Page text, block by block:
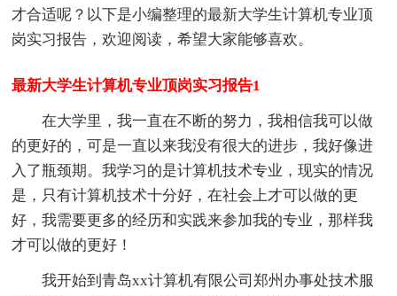
才合适呢？以下是小编整理的最新大学生计算机专业顶
岗实习报告，欢迎阅读，希望大家能够喜欢。
最新大学生计算机专业顶岗实习报告1
在大学里，我一直在不断的努力，我相信我可以做
的更好的，可是一直以来我没有很大的进步，我好像进
入了瓶颈期。我学习的是计算机技术专业，现实的情况
是，只有计算机技术十分好，在社会上才可以做的更
好，我需要更多的经历和实践来参加我的专业，那样我
才可以做的更好！
我开始到青岛xx计算机有限公司郑州办事处技术服